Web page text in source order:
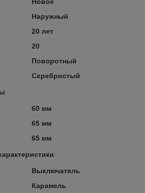
Наружный
20 лет
20
Поворотный
Серебристый
60 мм
65 мм
65 мм
Выключатель
Карамель